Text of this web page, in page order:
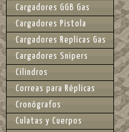
Cargadores GGB Gas
Cargadores Pistola
Cargadores Replicas Gas
Cargadores Snipers
Cilindros
Correas para Réplicas
Cronógrafos
Culatas y Cuerpos